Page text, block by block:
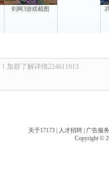
剑网3游戏截图
加群了解详情224611913
关于17173 | 人才招聘 | 广告服务
Copyright ©